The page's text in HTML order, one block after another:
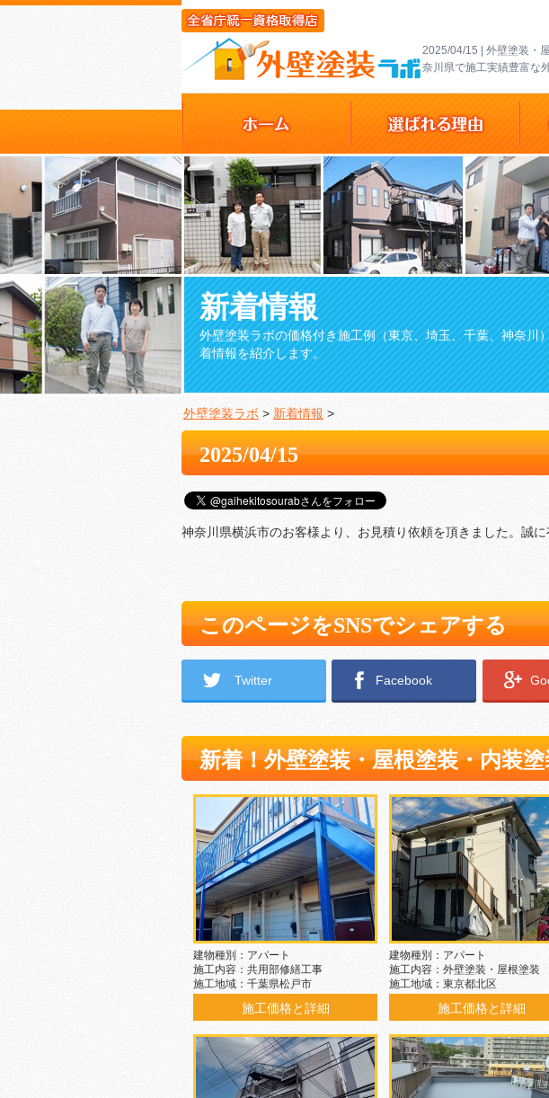
2025/04/15 | 外壁塗装・
奈川県で施工実績豊富な
新着情報
外壁塗装ラボの価格付き施工例（東京、埼玉、千葉、神奈川
着情報を紹介します。
外壁塗装ラボ > 新着情報 >
2025/04/15
神奈川県横浜市のお客様より、お見積り依頼を頂きました。誠に
このページをSNSでシェアする
Twitter Facebook
新着！外壁塗装・屋根塗装・内装
建物種別：アパート
施工内容：共用部修繕工事
施工地域：千葉県松戸市
施工価格と詳細
建物種別：アパート
施工内容：外壁塗装・屋根塗装
施工地域：東京都北区
施工価格と詳細